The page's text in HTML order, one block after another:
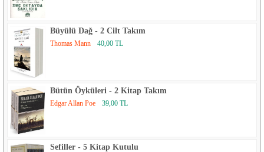
Büyülü Dağ - 2 Cilt Takım
Thomas Mann 40,00 TL
Bütün Öyküleri - 2 Kitap Takım
Edgar Allan Poe 39,00 TL
Sefiller - 5 Kitap Kutulu